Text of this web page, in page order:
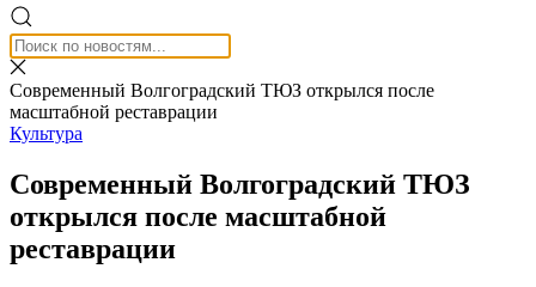
Современный Волгоградский ТЮЗ открылся после
масштабной реставрации
Культура
Современный Волгоградский ТЮЗ
открылся после масштабной
реставрации